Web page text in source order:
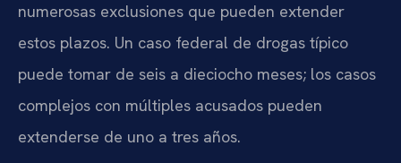
numerosas exclusiones que pueden extender
estos plazos. Un caso federal de drogas típico
puede tomar de seis a dieciocho meses; los casos
complejos con múltiples acusados pueden
extenderse de uno a tres años.